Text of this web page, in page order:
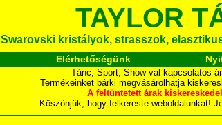
TAYLOR
Swarovski kristályok, strasszok,
Elérhetőségünk
Tánc, Sport, Show-val kapcsolatos
Termékeinket bárki megvásárolhatja
A feltüntetett árak
Köszönjük, hogy felkereste weboldalunkat!